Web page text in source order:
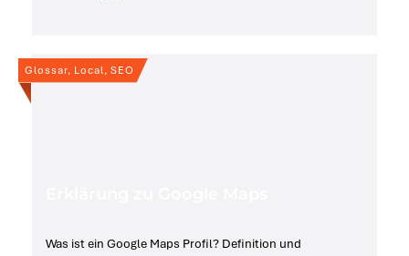
Glossar, Local, SEO
Was ist ein Google Maps Profil? Definition und